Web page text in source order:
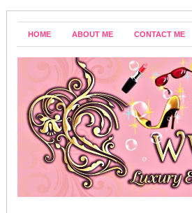
HOME ABOUT ME CONTACT ME